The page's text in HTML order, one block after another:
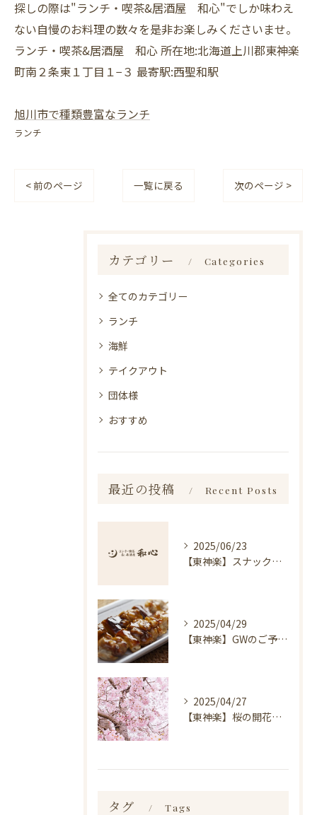
探しの際は"ランチ・喫茶&居酒屋 和心"でしか味わえ
ない自慢のお料理の数々を是非お楽しみくださいませ。
ランチ・喫茶&居酒屋 和心 所在地:北海道上川郡東神楽
町南２条東１丁目１−３ 最寄駅:西聖和駅
旭川市で種類豊富なランチ
ランチ
< 前のページ 一覧に戻る 次のページ >
カテゴリー Categories
全てのカテゴリー
ランチ
海鮮
テイクアウト
団体様
おすすめ
最近の投稿 Recent Posts
2025/06/23
【東神楽】スナック琥珀についてのお知らせ｜ランチ・喫茶＆居酒屋 和心
2025/04/29
【東神楽】GWのご予約受付中！｜ランチ・喫茶＆居酒屋 和心
2025/04/27
【東神楽】桜の開花情報＆お花見スポット｜ランチ・喫茶＆居酒屋 和心
タグ Tags